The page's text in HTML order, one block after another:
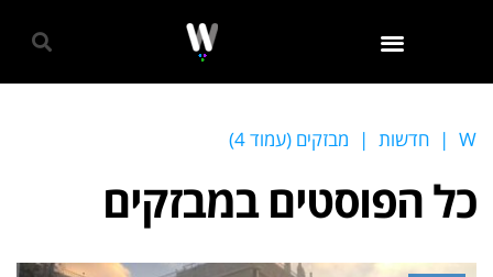
W
| חדשות | מבזקים (עמוד 4)
כל הפוסטים במבזקים